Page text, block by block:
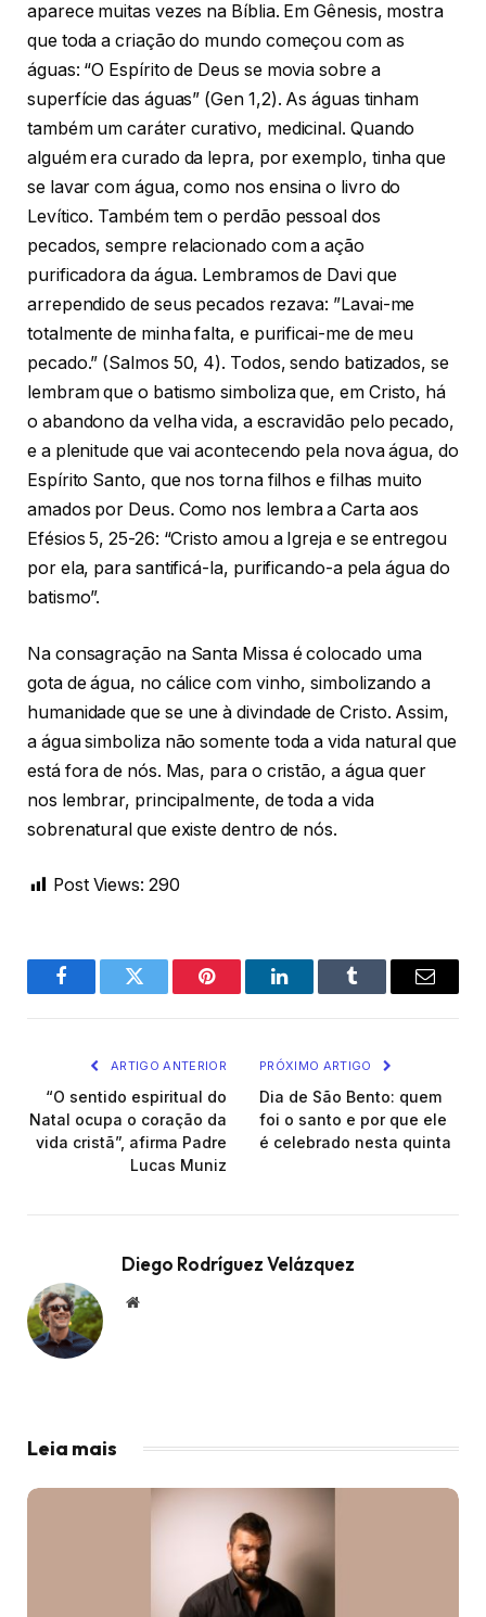
aparece muitas vezes na Bíblia. Em Gênesis, mostra
que toda a criação do mundo começou com as
águas: “O Espírito de Deus se movia sobre a
superfície das águas” (Gen 1,2). As águas tinham
também um caráter curativo, medicinal. Quando
alguém era curado da lepra, por exemplo, tinha que
se lavar com água, como nos ensina o livro do
Levítico. Também tem o perdão pessoal dos
pecados, sempre relacionado com a ação
purificadora da água. Lembramos de Davi que
arrependido de seus pecados rezava: ”Lavai-me
totalmente de minha falta, e purificai-me de meu
pecado.” (Salmos 50, 4). Todos, sendo batizados, se
lembram que o batismo simboliza que, em Cristo, há
o abandono da velha vida, a escravidão pelo pecado,
e a plenitude que vai acontecendo pela nova água, do
Espírito Santo, que nos torna filhos e filhas muito
amados por Deus. Como nos lembra a Carta aos
Efésios 5, 25-26: “Cristo amou a Igreja e se entregou
por ela, para santificá-la, purificando-a pela água do
batismo”.
Na consagração na Santa Missa é colocado uma
gota de água, no cálice com vinho, simbolizando a
humanidade que se une à divindade de Cristo. Assim,
a água simboliza não somente toda a vida natural que
está fora de nós. Mas, para o cristão, a água quer
nos lembrar, principalmente, de toda a vida
sobrenatural que existe dentro de nós.
Post Views: 290
FacebookTwitter Pinterest LinkedInTumblr Email
ARTIGO ANTERIOR
“O sentido espiritual do
Natal ocupa o coração da
vida cristã”, afirma Padre
Lucas Muniz
PRÓXIMO ARTIGO
Dia de São Bento: quem
foi o santo e por que ele
é celebrado nesta quinta
Diego Rodríguez Velázquez
Website
Leia mais